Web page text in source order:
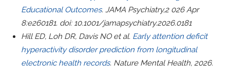
Educational Outcomes. JAMA Psychiatry,2 026 Apr
8:e260181. doi: 10.1001/jamapsychiatry.2026.0181
Hill ED, Loh DR, Davis NO et al. Early attention deficit
hyperactivity disorder prediction from longitudinal
electronic health records. Nature Mental Health, 2026.